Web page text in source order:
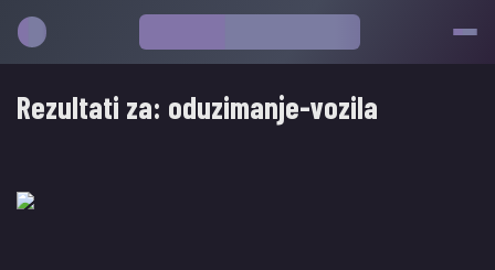
Rezultati za: oduzimanje-vozila